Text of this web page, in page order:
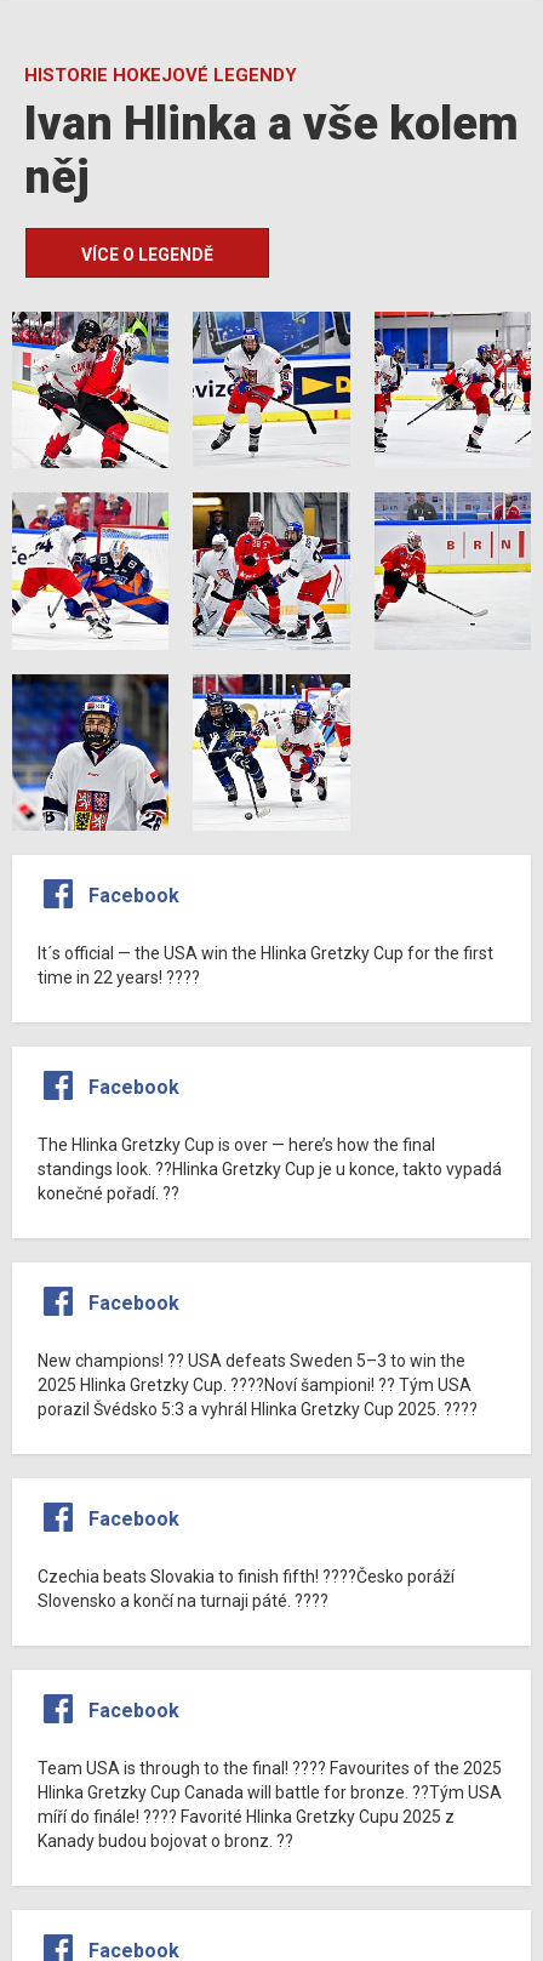
HISTORIE HOKEJOVÉ LEGENDY
Ivan Hlinka a vše kolem
něj
VÍCE O LEGENDĚ
Facebook
It´s official — the USA win the Hlinka Gretzky Cup for the first
time in 22 years! ????
Facebook
The Hlinka Gretzky Cup is over — here’s how the final
standings look. ??Hlinka Gretzky Cup je u konce, takto vypadá
konečné pořadí. ??
Facebook
New champions! ?? USA defeats Sweden 5–3 to win the
2025 Hlinka Gretzky Cup. ????Noví šampioni! ?? Tým USA
porazil Švédsko 5:3 a vyhrál Hlinka Gretzky Cup 2025. ????
Facebook
Czechia beats Slovakia to finish fifth! ????Česko poráží
Slovensko a končí na turnaji páté. ????
Facebook
Team USA is through to the final! ???? Favourites of the 2025
Hlinka Gretzky Cup Canada will battle for bronze. ??Tým USA
míří do finále! ???? Favorité Hlinka Gretzky Cupu 2025 z
Kanady budou bojovat o bronz. ??
Facebook